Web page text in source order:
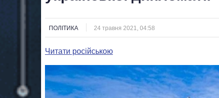
ПОЛІТИКА 24 травня 2021, 04:58
Читати російською